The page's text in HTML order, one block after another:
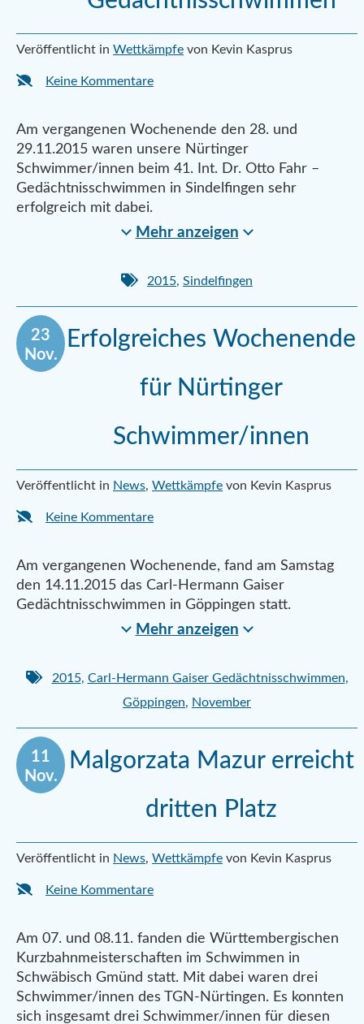
Veröffentlicht in Wettkämpfe von Kevin Kasprus
Keine Kommentare
Am vergangenen Wochenende den 28. und
29.11.2015 waren unsere Nürtinger
Schwimmer/innen beim 41. Int. Dr. Otto Fahr –
Gedächtnisschwimmen in Sindelfingen sehr
erfolgreich mit dabei.
Mehr anzeigen
2015, Sindelfingen
23
Nov.
Erfolgreiches Wochenende
für Nürtinger
Schwimmer/innen
Veröffentlicht in News, Wettkämpfe von Kevin Kasprus
Keine Kommentare
Am vergangenen Wochenende, fand am Samstag
den 14.11.2015 das Carl-Hermann Gaiser
Gedächtnisschwimmen in Göppingen statt.
Mehr anzeigen
2015, Carl-Hermann Gaiser Gedächtnisschwimmen,
Göppingen, November
11
Nov.
Malgorzata Mazur erreicht
dritten Platz
Veröffentlicht in News, Wettkämpfe von Kevin Kasprus
Keine Kommentare
Am 07. und 08.11. fanden die Württembergischen
Kurzbahnmeisterschaften im Schwimmen in
Schwäbisch Gmünd statt. Mit dabei waren drei
Schwimmer/innen des TGN-Nürtingen. Es konnten
sich insgesamt drei Schwimmer/innen für diesen